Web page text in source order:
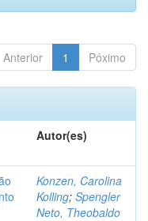
Anterior 1 Póximo
Autor(es)
Konzen, Carolina
Kolling; Spengler
Neto, Theobaldo